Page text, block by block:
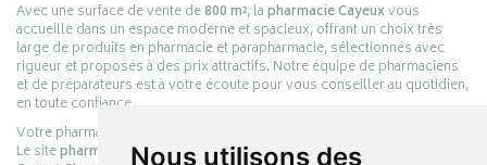
Nous utilisons des
Avec une surface de vente de800 m², lapharmacie Cayeuxvous
accueille dans un espace moderne et spacieux, offrant un choix très
large de produits en pharmacie et parapharmacie, sélectionnés avec
rigueur et proposés à des prix attractifs. Notre équipe de pharmaciens
et de préparateurs est à votre écoute pour vous conseiller au quotidien,
en toute confiance.
Votre pharmacie en ligne :
Le sitepharmacie-cayeux.frest le prolongement digital de la pharmacie